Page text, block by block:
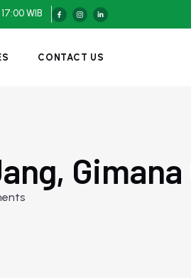
WIB
CONTACT US
Gimana